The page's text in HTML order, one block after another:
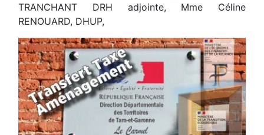
TRANCHANT DRH adjointe, Mme Céline
RENOUARD, DHUP,